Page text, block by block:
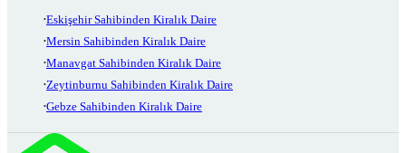
Eskişehir Sahibinden Kiralık Daire
Mersin Sahibinden Kiralık Daire
Manavgat Sahibinden Kiralık Daire
Zeytinburnu Sahibinden Kiralık Daire
Gebze Sahibinden Kiralık Daire